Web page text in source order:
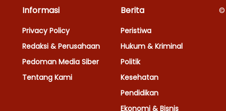
Informasi
Privacy Policy
Redaksi & Perusahaan
Pedoman Media Siber
Tentang Kami
Berita
Peristiwa
Hukum & Kriminal
Politik
Kesehatan
Pendidikan
Ekonomi & Bisnis
©